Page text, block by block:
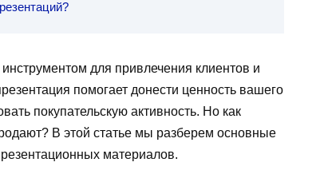
для привлечения клиентов и
помогает донести ценность вашего
покупательскую активность. Но как
В этой статье мы разберем основные
материалов.